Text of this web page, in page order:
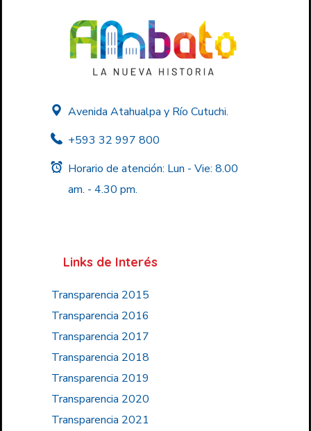
Avenida Atahualpa y Río Cutuchi.
+593 32 997 800
Horario de atención: Lun - Vie: 8.00
am. - 4.30 pm.
Links de Interés
Transparencia 2015
Transparencia 2016
Transparencia 2017
Transparencia 2018
Transparencia 2019
Transparencia 2020
Transparencia 2021